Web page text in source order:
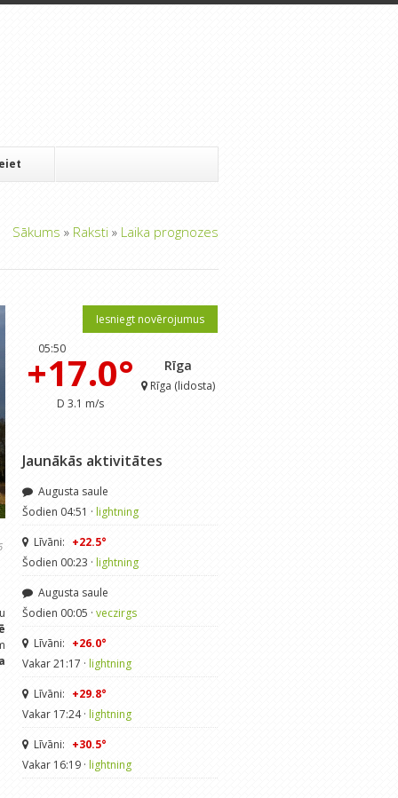
Sākums » Raksti » Laika prognozes
Iesniegt novērojumus
05:50
+17.0°
D 3.1 m/s
Rīga
Rīga (lidosta)
Jaunākās aktivitātes
Augusta saule
Šodien 04:51 · lightning
Līvāni: +22.5°
Šodien 00:23 · lightning
Augusta saule
Šodien 00:05 · veczirgs
Līvāni: +26.0°
Vakar 21:17 · lightning
Līvāni: +29.8°
Vakar 17:24 · lightning
Līvāni: +30.5°
Vakar 16:19 · lightning